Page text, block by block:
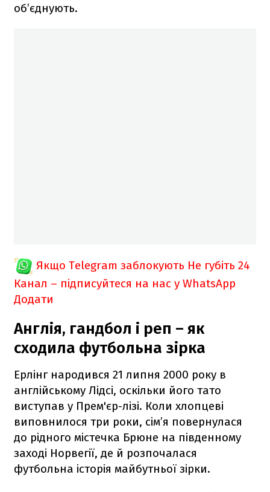
об’єднують.
Якщо Telegram заблокують Не губіть 24
Канал – підписуйтеся на нас у WhatsApp
Додати
Англія, гандбол і реп – як
сходила футбольна зірка
Ерлінг народився 21 липня 2000 року в
англійському Лідсі, оскільки його тато
виступав у Прем'єр-лізі. Коли хлопцеві
виповнилося три роки, сім’я повернулася
до рідного містечка Брюне на південному
заході Норвегії, де й розпочалася
футбольна історія майбутньої зірки.